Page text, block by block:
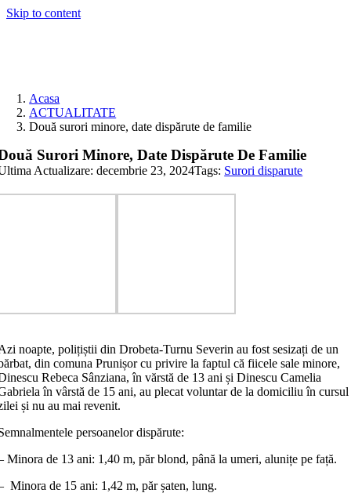
Skip to content
Acasa
ACTUALITATE
Două surori minore, date dispărute de familie
Surori Minore, Date Dispărute De Familie
Actualizare: decembrie 23, 2024Tags: Surori disparute
noapte, polițiștii din Drobeta-Turnu Severin au fost sesizați de un
din comuna Prunișor cu privire la faptul că fiicele sale minore,
Rebeca Sânziana, în vărstă de 13 ani și Dinescu Camelia
în vârstă de 15 ani, au plecat voluntar de la domiciliu în cursul
și nu au mai revenit.
persoanelor dispărute:
Minora de 13 ani: 1,40 m, păr blond, până la umeri, alunițe pe față.
Minora de 15 ani: 1,42 m, păr șaten, lung.